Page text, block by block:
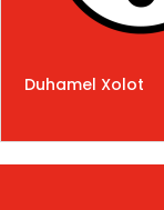
Duhamel Xolot